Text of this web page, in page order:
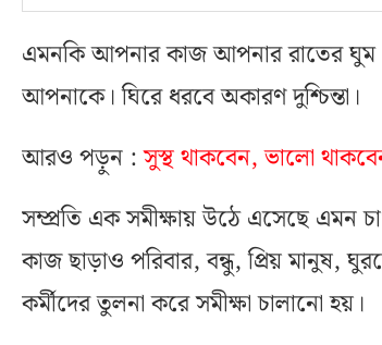
এমনকি আপনার কাজ আপনার রাতের ঘুম
আপনাকে। ঘিরে ধরবে অকারণ দুশ্চিন্তা।
আরও পড়ুন :সুস্থ থাকবেন, ভালো
সম্প্রতি এক সমীক্ষায় উঠে এসেছে এমন
কাজ ছাড়াও পরিবার, বন্ধু, প্রিয় মানুষ,
কর্মীদের তুলনা করে সমীক্ষা চালানো হয়।